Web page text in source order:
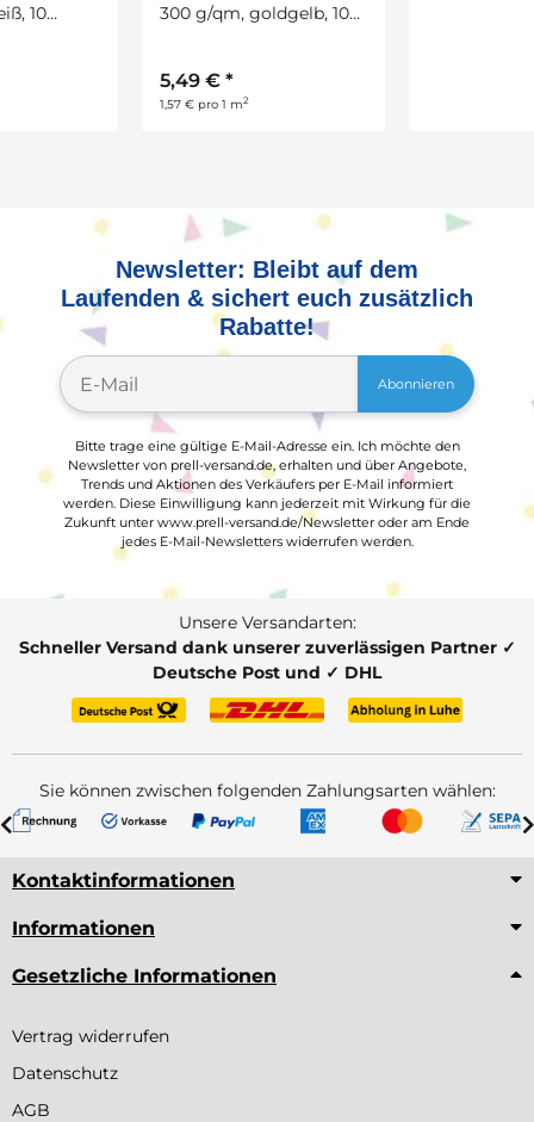
300 g/qm, goldgelb, 10
weiß 10 Rollen, 50 x 250
Newsletter: Bleibt auf dem
Laufenden & sichert euch zusätzlich
Rabatte!
Abonnieren
Bitte trage eine gültige E-Mail-Adresse ein. Ich möchte den
Newsletter von prell-versand.de, erhalten und über Angebote,
Trends und Aktionen des Verkäufers per E-Mail informiert
werden. Diese Einwilligung kann jederzeit mit Wirkung für die
Zukunft unter www.prell-versand.de/Newsletter oder am Ende
jedes E-Mail-Newsletters widerrufen werden.
Unsere Versandarten:
Schneller Versand dank unserer zuverlässigen Partner ✓
Deutsche Post und ✓ DHL
Sie können zwischen folgenden Zahlungsarten wählen:
Kontaktinformationen
Informationen
Gesetzliche Informationen
Vertrag widerrufen
Datenschutz
AGB